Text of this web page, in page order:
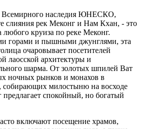
Всемирного наследия ЮНЕСКО,
слияния рек Меконг и Нам Кхан, - это
круиза по реке Меконг.
горами и пышными джунглями, эта
очаровывает посетителей
лаосской архитектуры и
шарма. От золотых шпилей Ват
ночных рынков и монахов в
собирающих милостыню на восходе
спокойный, но богатый
включают посещение храмов,